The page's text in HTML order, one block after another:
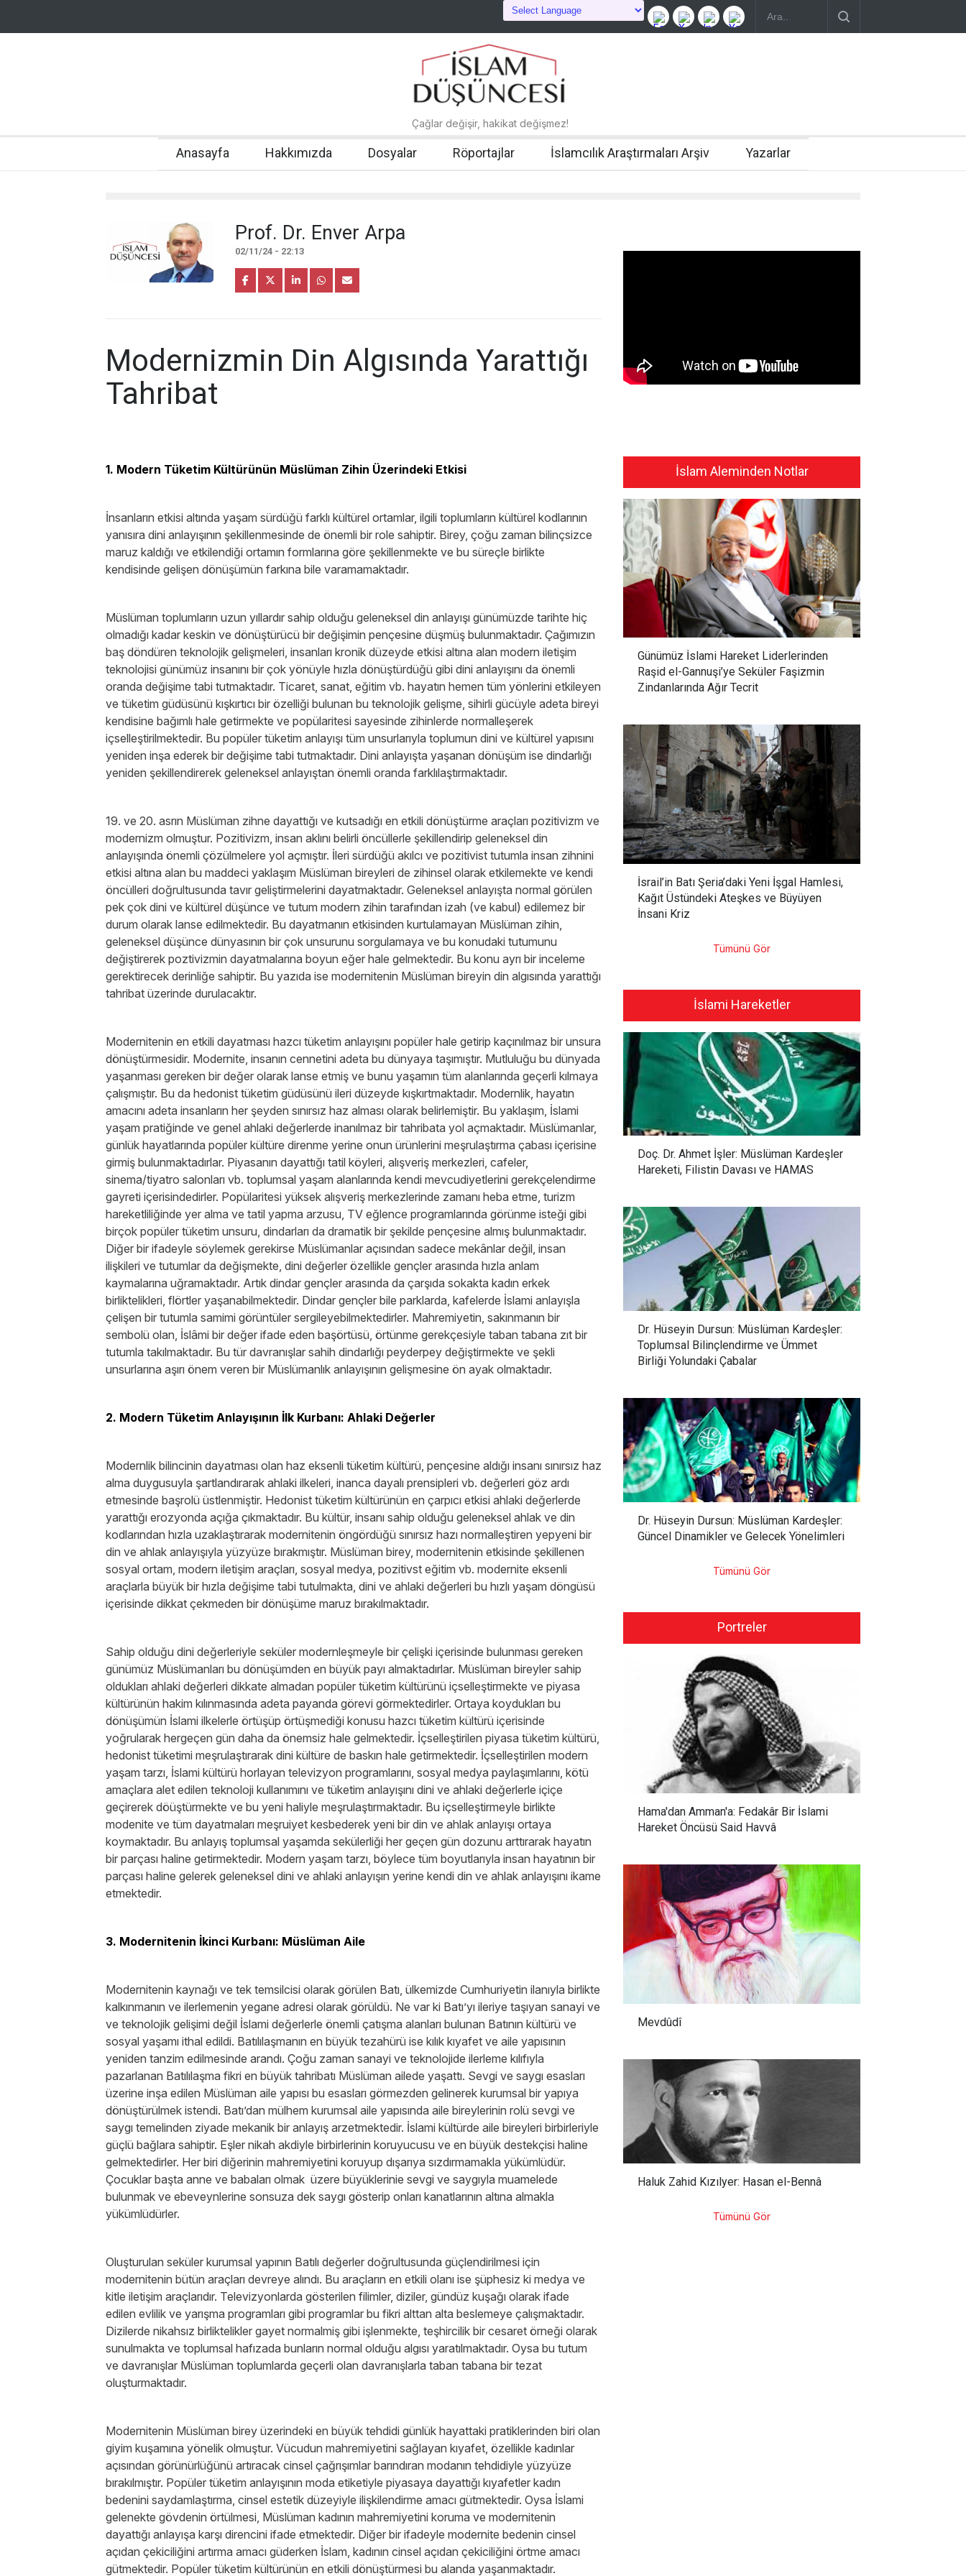
Çağlar değişir, hakikat değişmez!
Anasayfa Hakkımızda Dosyalar Röportajlar İslamcılık Araştırmaları Arşiv Yazarlar
Prof. Dr. Enver Arpa
02/11/24 - 22:13
Modernizmin Din Algısında Yarattığı
Tahribat
1. Modern Tüketim Kültürünün Müslüman Zihin Üzerindeki Etkisi
İnsanların etkisi altında yaşam sürdüğü farklı kültürel ortamlar, ilgili toplumların kültürel kodlarının
yanısıra dini anlayışının şekillenmesinde de önemli bir role sahiptir. Birey, çoğu zaman bilinçsizce
maruz kaldığı ve etkilendiği ortamın formlarına göre şekillenmekte ve bu süreçle birlikte
kendisinde gelişen dönüşümün farkına bile varamamaktadır.
Müslüman toplumların uzun yıllardır sahip olduğu geleneksel din anlayışı günümüzde tarihte hiç
olmadığı kadar keskin ve dönüştürücü bir değişimin pençesine düşmüş bulunmaktadır. Çağımızın
baş döndüren teknolojik gelişmeleri, insanları kronik düzeyde etkisi altına alan modern iletişim
teknolojisi günümüz insanını bir çok yönüyle hızla dönüştürdüğü gibi dini anlayışını da önemli
oranda değişime tabi tutmaktadır. Ticaret, sanat, eğitim vb. hayatın hemen tüm yönlerini etkileyen
ve tüketim güdüsünü kışkırtıcı bir özelliği bulunan bu teknolojik gelişme, sihirli gücüyle adeta bireyi
kendisine bağımlı hale getirmekte ve popülaritesi sayesinde zihinlerde normalleşerek
içselleştirilmektedir. Bu popüler tüketim anlayışı tüm unsurlarıyla toplumun dini ve kültürel yapısını
yeniden inşa ederek bir değişime tabi tutmaktadır. Dini anlayışta yaşanan dönüşüm ise dindarlığı
yeniden şekillendirerek geleneksel anlayıştan önemli oranda farklılaştırmaktadır.
19. ve 20. asrın Müslüman zihne dayattığı ve kutsadığı en etkili dönüştürme araçları pozitivizm ve
modernizm olmuştur. Pozitivizm, insan aklını belirli öncüllerle şekillendirip geleneksel din
anlayışında önemli çözülmelere yol açmıştır. İleri sürdüğü akılcı ve pozitivist tutumla insan zihnini
etkisi altına alan bu maddeci yaklaşım Müslüman bireyleri de zihinsel olarak etkilemekte ve kendi
öncülleri doğrultusunda tavır geliştirmelerini dayatmaktadır. Geleneksel anlayışta normal görülen
pek çok dini ve kültürel düşünce ve tutum modern zihin tarafından izah (ve kabul) edilemez bir
durum olarak lanse edilmektedir. Bu dayatmanın etkisinden kurtulamayan Müslüman zihin,
geleneksel düşünce dünyasının bir çok unsurunu sorgulamaya ve bu konudaki tutumunu
değiştirerek poztivizmin dayatmalarına boyun eğer hale gelmektedir. Bu konu ayrı bir inceleme
gerektirecek derinliğe sahiptir. Bu yazıda ise modernitenin Müslüman bireyin din algısında yarattığı
tahribat üzerinde durulacaktır.
Modernitenin en etkili dayatması hazcı tüketim anlayışını popüler hale getirip kaçınılmaz bir unsura
dönüştürmesidir. Modernite, insanın cennetini adeta bu dünyaya taşımıştır. Mutluluğu bu dünyada
yaşanması gereken bir değer olarak lanse etmiş ve bunu yaşamın tüm alanlarında geçerli kılmaya
çalışmıştır. Bu da hedonist tüketim güdüsünü ileri düzeyde kışkırtmaktadır. Modernlik, hayatın
amacını adeta insanların her şeyden sınırsız haz alması olarak belirlemiştir. Bu yaklaşım, İslami
yaşam pratiğinde ve genel ahlaki değerlerde inanılmaz bir tahribata yol açmaktadır. Müslümanlar,
günlük hayatlarında popüler kültüre direnme yerine onun ürünlerini meşrulaştırma çabası içerisine
girmiş bulunmaktadırlar. Piyasanın dayattığı tatil köyleri, alışveriş merkezleri, cafeler,
sinema/tiyatro salonları vb. toplumsal yaşam alanlarında kendi mevcudiyetlerini gerekçelendirme
gayreti içerisindedirler. Popülaritesi yüksek alışveriş merkezlerinde zamanı heba etme, turizm
hareketliliğinde yer alma ve tatil yapma arzusu, TV eğlence programlarında görünme isteği gibi
birçok popüler tüketim unsuru, dindarları da dramatik bir şekilde pençesine almış bulunmaktadır.
Diğer bir ifadeyle söylemek gerekirse Müslümanlar açısından sadece mekânlar değil, insan
ilişkileri ve tutumlar da değişmekte, dini değerler özellikle gençler arasında hızla anlam
kaymalarına uğramaktadır. Artık dindar gençler arasında da çarşıda sokakta kadın erkek
birliktelikleri, flörtler yaşanabilmektedir. Dindar gençler bile parklarda, kafelerde İslami anlayışla
çelişen bir tutumla samimi görüntüler sergileyebilmektedirler. Mahremiyetin, sakınmanın bir
sembolü olan, İslâmi bir değer ifade eden başörtüsü, örtünme gerekçesiyle taban tabana zıt bir
tutumla takılmaktadır. Bu tür davranışlar sahih dindarlığı peyderpey değiştirmekte ve şekli
unsurlarına aşırı önem veren bir Müslümanlık anlayışının gelişmesine ön ayak olmaktadır.
2. Modern Tüketim Anlayışının İlk Kurbanı: Ahlaki Değerler
Modernlik bilincinin dayatması olan haz eksenli tüketim kültürü, pençesine aldığı insanı sınırsız haz
alma duygusuyla şartlandırarak ahlaki ilkeleri, inanca dayalı prensipleri vb. değerleri göz ardı
etmesinde başrolü üstlenmiştir. Hedonist tüketim kültürünün en çarpıcı etkisi ahlaki değerlerde
yarattığı erozyonda açığa çıkmaktadır. Bu kültür, insanı sahip olduğu geleneksel ahlak ve din
kodlarından hızla uzaklaştırarak modernitenin öngördüğü sınırsız hazı normalleştiren yepyeni bir
din ve ahlak anlayışıyla yüzyüze bırakmıştır. Müslüman birey, modernitenin etkisinde şekillenen
sosyal ortam, modern iletişim araçları, sosyal medya, pozitivst eğitim vb. modernite eksenli
araçlarla büyük bir hızla değişime tabi tutulmakta, dini ve ahlaki değerleri bu hızlı yaşam döngüsü
içerisinde dikkat çekmeden bir dönüşüme maruz bırakılmaktadır.
Sahip olduğu dini değerleriyle seküler modernleşmeyle bir çelişki içerisinde bulunması gereken
günümüz Müslümanları bu dönüşümden en büyük payı almaktadırlar. Müslüman bireyler sahip
oldukları ahlaki değerleri dikkate almadan popüler tüketim kültürünü içselleştirmekte ve piyasa
kültürünün hakim kılınmasında adeta payanda görevi görmektedirler. Ortaya koydukları bu
dönüşümün İslami ilkelerle örtüşüp örtüşmediği konusu hazcı tüketim kültürü içerisinde
yoğrularak hergeçen gün daha da önemsiz hale gelmektedir. İçselleştirilen piyasa tüketim kültürü,
hedonist tüketimi meşrulaştırarak dini kültüre de baskın hale getirmektedir. İçselleştirilen modern
yaşam tarzı, İslami kültürü horlayan televizyon programlarını, sosyal medya paylaşımlarını, kötü
amaçlara alet edilen teknoloji kullanımını ve tüketim anlayışını dini ve ahlaki değerlerle içiçe
geçirerek döüştürmekte ve bu yeni haliyle meşrulaştırmaktadır. Bu içselleştirmeyle birlikte
modenite ve tüm dayatmaları meşruiyet kesbederek yeni bir din ve ahlak anlayışı ortaya
koymaktadır. Bu anlayış toplumsal yaşamda sekülerliği her geçen gün dozunu arttırarak hayatın
bir parçası haline getirmektedir. Modern yaşam tarzı, böylece tüm boyutlarıyla insan hayatının bir
parçası haline gelerek geleneksel dini ve ahlaki anlayışın yerine kendi din ve ahlak anlayışını ikame
etmektedir.
3. Modernitenin İkinci Kurbanı: Müslüman Aile
Modernitenin kaynağı ve tek temsilcisi olarak görülen Batı, ülkemizde Cumhuriyetin ilanıyla birlikte
kalkınmanın ve ilerlemenin yegane adresi olarak görüldü. Ne var ki Batı’yı ileriye taşıyan sanayi ve
ve teknolojik gelişimi değil İslami değerlerle önemli çatışma alanları bulunan Batının kültürü ve
sosyal yaşamı ithal edildi. Batılılaşmanın en büyük tezahürü ise kılık kıyafet ve aile yapısının
yeniden tanzim edilmesinde arandı. Çoğu zaman sanayi ve teknolojide ilerleme kılıfıyla
pazarlanan Batılılaşma fikri en büyük tahribatı Müslüman ailede yaşattı. Sevgi ve saygı esasları
üzerine inşa edilen Müslüman aile yapısı bu esasları görmezden gelinerek kurumsal bir yapıya
dönüştürülmek istendi. Batı’dan mülhem kurumsal aile yapısında aile bireylerinin rolü sevgi ve
saygı temelinden ziyade mekanik bir anlayış arzetmektedir. İslami kültürde aile bireyleri birbirleriyle
güçlü bağlara sahiptir. Eşler nikah akdiyle birbirlerinin koruyucusu ve en büyük destekçisi haline
gelmektedirler. Her biri diğerinin mahremiyetini koruyup dışarıya sızdırmamakla yükümlüdür.
Çocuklar başta anne ve babaları olmak üzere büyüklerinie sevgi ve saygıyla muamelede
bulunmak ve ebeveynlerine sonsuza dek saygı gösterip onları kanatlarının altına almakla
yükümlüdürler.
Oluşturulan seküler kurumsal yapının Batılı değerler doğrultusunda güçlendirilmesi için
modernitenin bütün araçları devreye alındı. Bu araçların en etkili olanı ise şüphesiz ki medya ve
kitle iletişim araçlarıdır. Televizyonlarda gösterilen filimler, diziler, gündüz kuşağı olarak ifade
edilen evlilik ve yarışma programları gibi programlar bu fikri alttan alta beslemeye çalışmaktadır.
Dizilerde nikahsız birliktelikler gayet normalmiş gibi işlenmekte, teşhircilik bir cesaret örneği olarak
sunulmakta ve toplumsal hafızada bunların normal olduğu algısı yaratılmaktadır. Oysa bu tutum
ve davranışlar Müslüman toplumlarda geçerli olan davranışlarla taban tabana bir tezat
oluşturmaktadır.
Modernitenin Müslüman birey üzerindeki en büyük tehdidi günlük hayattaki pratiklerinden biri olan
giyim kuşamına yönelik olmuştur. Vücudun mahremiyetini sağlayan kıyafet, özellikle kadınlar
açısından görünürlüğünü artıracak cinsel çağrışımlar barındıran modanın tehdidiyle yüzyüze
bırakılmıştır. Popüler tüketim anlayışının moda etiketiyle piyasaya dayattığı kıyafetler kadın
bedenini saydamlaştırma, cinsel estetik düzeyiyle ilişkilendirme amacı gütmektedir. Oysa İslami
gelenekte gövdenin örtülmesi, Müslüman kadının mahremiyetini koruma ve modernitenin
dayattığı anlayışa karşı direncini ifade etmektedir. Diğer bir ifadeyle modernite bedenin cinsel
açıdan çekiciliğini artırma amacı güderken İslam, kadının cinsel açıdan çekiciliğini örtme amacı
gütmektedir. Popüler tüketim kültürünün en etkili dönüştürmesi bu alanda yaşanmaktadır.
İslam Aleminden Notlar
Günümüz İslami Hareket Liderlerinden
Raşid el-Gannuşi’ye Seküler Faşizmin
Zindanlarında Ağır Tecrit
İsrail’in Batı Şeria’daki Yeni İşgal Hamlesi,
Kağıt Üstündeki Ateşkes ve Büyüyen
İnsani Kriz
Tümünü Gör
İslami Hareketler
Doç. Dr. Ahmet İşler: Müslüman Kardeşler
Hareketi, Filistin Davası ve HAMAS
Dr. Hüseyin Dursun: Müslüman Kardeşler:
Toplumsal Bilinçlendirme ve Ümmet
Birliği Yolundaki Çabalar
Dr. Hüseyin Dursun: Müslüman Kardeşler:
Güncel Dinamikler ve Gelecek Yönelimleri
Tümünü Gör
Portreler
Hama'dan Amman'a: Fedakâr Bir İslami
Hareket Öncüsü Said Havvâ
Mevdûdî
Haluk Zahid Kızılyer: Hasan el-Bennâ
Tümünü Gör